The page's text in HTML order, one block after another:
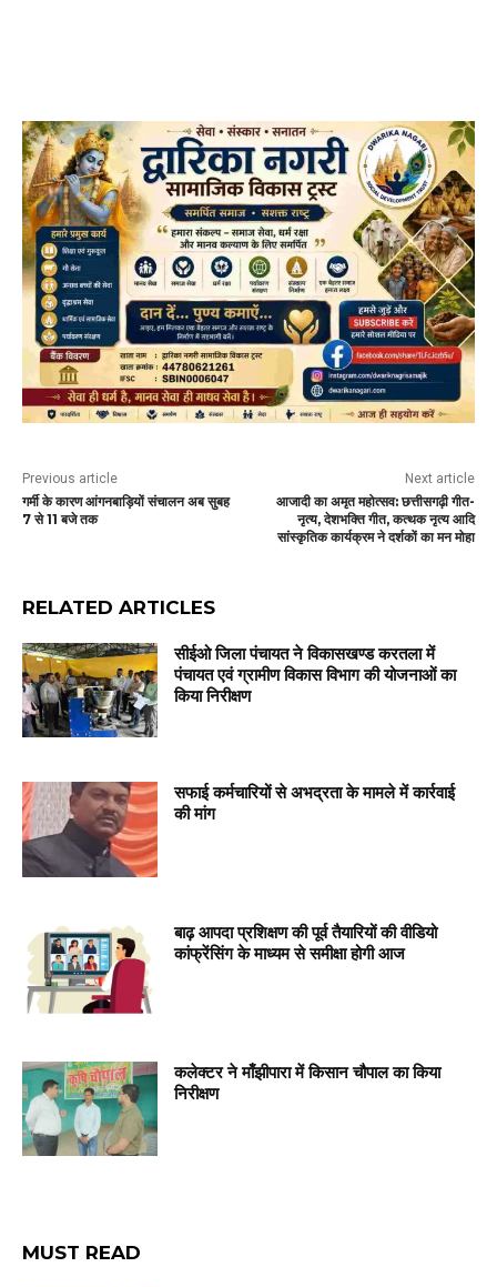
Previous article
गर्मी के कारण आंगनबाड़ियों संचालन अब सुबह
7 से 11 बजे तक
Next article
आजादी का अमृत महोत्सव: छत्तीसगढ़ी गीत-
नृत्य, देशभक्ति गीत, कत्थक नृत्य आदि
सांस्कृतिक कार्यक्रम ने दर्शकों का मन मोहा
RELATED ARTICLES
सीईओ जिला पंचायत ने विकासखण्ड करतला में
पंचायत एवं ग्रामीण विकास विभाग की योजनाओं का
किया निरीक्षण
सफाई कर्मचारियों से अभद्रता के मामले में कार्रवाई
की मांग
बाढ़ आपदा प्रशिक्षण की पूर्व तैयारियों की वीडियो
कांफ्रेंसिंग के माध्यम से समीक्षा होगी आज
कलेक्टर ने माँझीपारा में किसान चौपाल का किया
निरीक्षण
MUST READ